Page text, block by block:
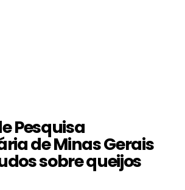
Pesquisa
de Minas Gerais
sobre queijos